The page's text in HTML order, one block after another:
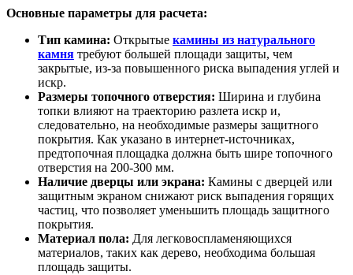
Основные параметры для расчета:
Тип камина: Открытые камины из натурального
камня требуют большей площади защиты, чем
закрытые, из-за повышенного риска выпадения углей и
искр.
Размеры топочного отверстия: Ширина и глубина
топки влияют на траекторию разлета искр и,
следовательно, на необходимые размеры защитного
покрытия. Как указано в интернет-источниках,
предтопочная площадка должна быть шире топочного
отверстия на 200-300 мм.
Наличие дверцы или экрана: Камины с дверцей или
защитным экраном снижают риск выпадения горящих
частиц, что позволяет уменьшить площадь защитного
покрытия.
Материал пола: Для легковоспламеняющихся
материалов, таких как дерево, необходима большая
площадь защиты.